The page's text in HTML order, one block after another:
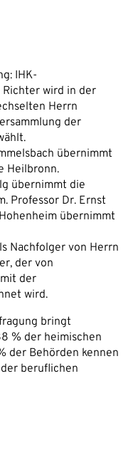
IHK-
wird in der
Herrn
der
übernimmt
Heilbronn.
übernimmt die
Professor Dr. Ernst
übernimmt
Nachfolger von Herrn
der von
der
wird.
bringt
% der heimischen
der Behörden kennen
beruflichen